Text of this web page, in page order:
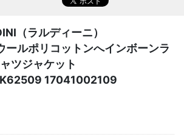
（ラルディーニ）
ールポリコットンへインボーンラ
ツジャケット
17041002109